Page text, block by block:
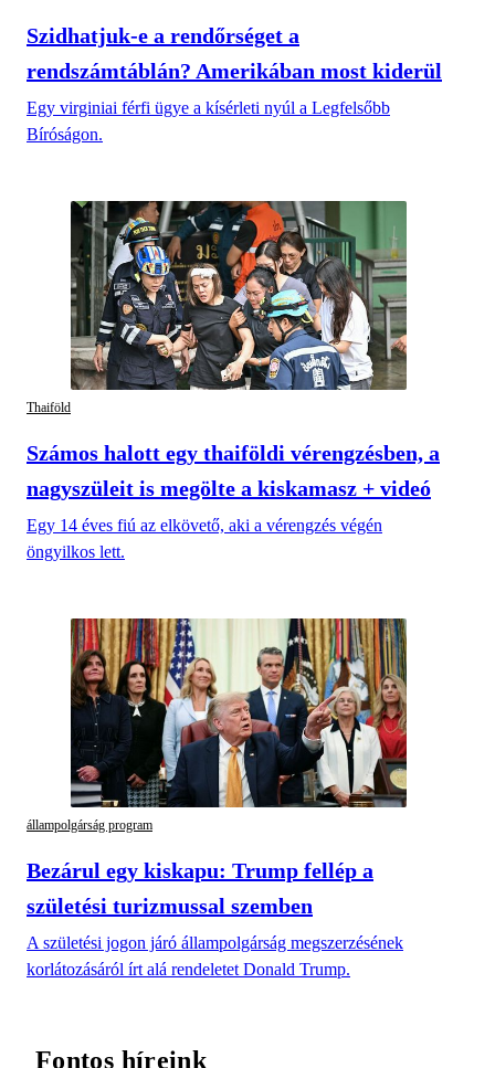
Szidhatjuk-e a rendőrséget a
rendszámtáblán? Amerikában most kiderül
Egy virginiai férfi ügye a kísérleti nyúl a Legfelsőbb
Bíróságon.
Thaiföld
Számos halott egy thaiföldi vérengzésben, a
nagyszüleit is megölte a kiskamasz + videó
Egy 14 éves fiú az elkövető, aki a vérengzés végén
öngyilkos lett.
állampolgárság program
Bezárul egy kiskapu: Trump fellép a
születési turizmussal szemben
A születési jogon járó állampolgárság megszerzésének
korlátozásáról írt alá rendeletet Donald Trump.
Fontos híreink